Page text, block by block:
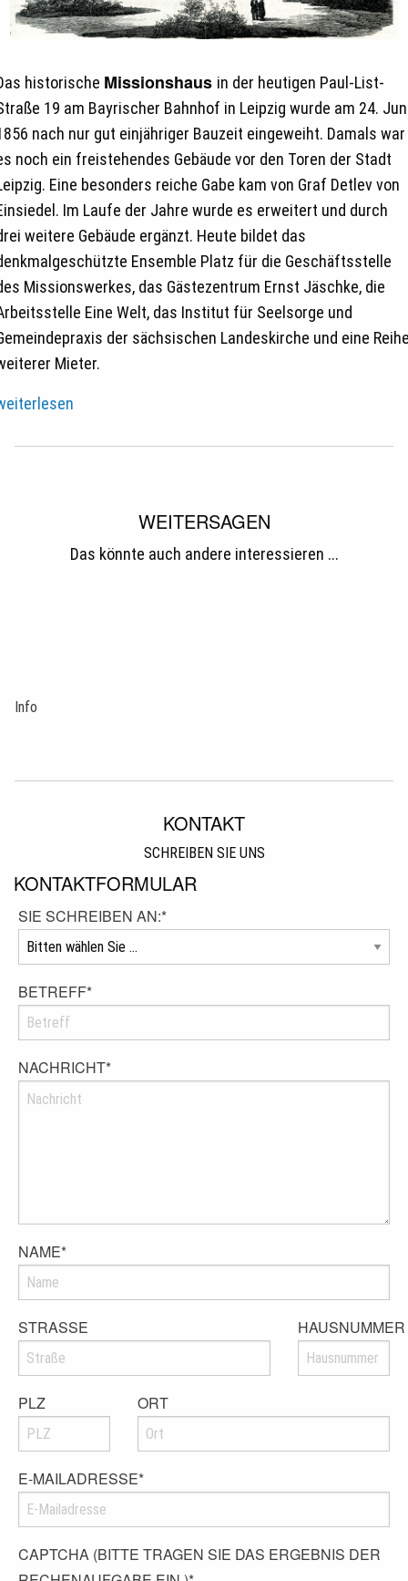
historische Missionshaus in der heutigen Paul-List-
19 am Bayrischer Bahnhof in Leipzig wurde am 24.
nach nur gut einjähriger Bauzeit eingeweiht. Damals war
noch ein freistehendes Gebäude vor den Toren der Stadt
Eine besonders reiche Gabe kam von Graf Detlev von
Im Laufe der Jahre wurde es erweitert und durch
weitere Gebäude ergänzt. Heute bildet das
Ensemble Platz für die Geschäftsstelle
Missionswerkes, das Gästezentrum Ernst Jäschke, die
Eine Welt, das Institut für Seelsorge und
der sächsischen Landeskirche und eine
Mieter.
WEITERSAGEN
Das könnte auch andere interessieren ...
Info
KONTAKT
SCHREIBEN SIE UNS
KONTAKTFORMULAR
SIE SCHREIBEN AN:*
BETREFF*
NACHRICHT*
NAME*
STRASSE HAUSNUMMER
PLZ ORT
E-MAILADRESSE*
CAPTCHA (BITTE TRAGEN SIE DAS ERGEBNIS DER